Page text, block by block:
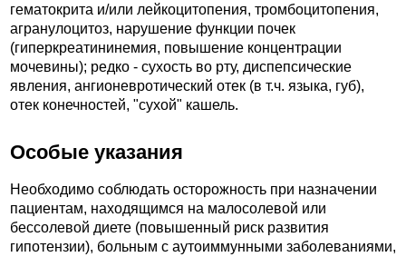
гематокрита и/или лейкоцитопения, тромбоцитопения,
агранулоцитоз, нарушение функции почек
(гиперкреатининемия, повышение концентрации
мочевины); редко - сухость во рту, диспепсические
явления, ангионевротический отек (в т.ч. языка, губ),
отек конечностей, "сухой" кашель.
Особые указания
Необходимо соблюдать осторожность при назначении
пациентам, находящимся на малосолевой или
бессолевой диете (повышенный риск развития
гипотензии), больным с аутоиммунными заболеваниями,